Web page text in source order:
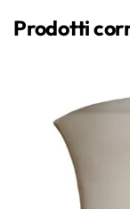
Prodotti